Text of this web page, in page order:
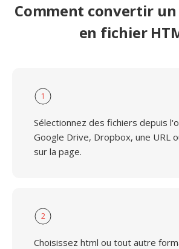
Comment convertir un
en fichier
1
Sélectionnez des fichiers depuis
Google Drive, Dropbox, une URL
sur la page.
2
Choisissez html ou tout autre